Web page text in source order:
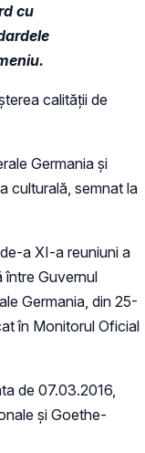
cu
calității de
Germania și
culturală, semnat la
a XI-a reuniuni a
între Guvernul
Germania, din 25-
în Monitorul Oficial
de 07.03.2016,
și Goethe-